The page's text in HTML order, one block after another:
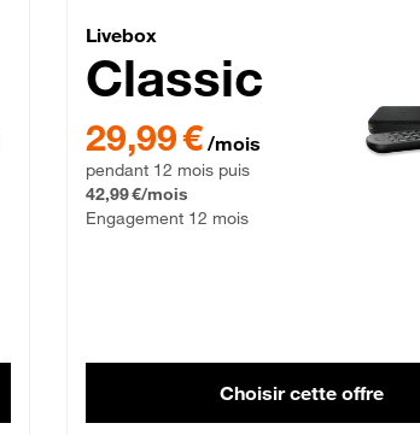
Lite Fibre
Livebox Classic
Livebox
Classic
29,99 € par mois pendant 12 mois puis
29,99 € /mois
pendant 12 mois puis
42,99 €/mois
Engagement 12 mois
Choisir cette offre